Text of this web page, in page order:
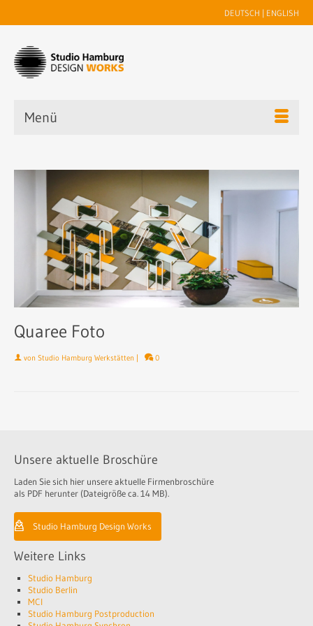
DEUTSCH | ENGLISH
Menü
Quaree Foto
von Studio Hamburg Werkstätten | 0
Unsere aktuelle Broschüre
Laden Sie sich hier unsere aktuelle Firmenbroschüre
als PDF herunter (Dateigröße ca. 14 MB).
Studio Hamburg Design Works
Weitere Links
Studio Hamburg
Studio Berlin
MCI
Studio Hamburg Postproduction